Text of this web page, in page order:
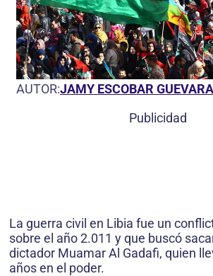
AUTOR:JAMY ESCOBAR GUEVARA
Publicidad
La guerra civil en Libia fue un
sobre el año 2.011 y que buscó
dictador Muamar Al Gadafi, quien
años en el poder.